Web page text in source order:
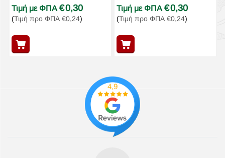
Τιμή με ΦΠΑ €0,30
(Τιμή προ ΦΠΑ €0,24)
Τιμή με ΦΠΑ €0,30
(Τιμή προ ΦΠΑ €0,24)